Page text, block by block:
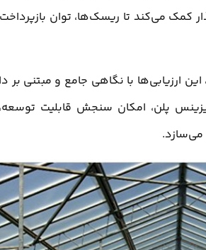
می‌کند تا ریسک‌ها، توان بازپرداخت
ارزیابی‌ها با نگاهی جامع و مبتنی
پلن، امکان سنجش قابلیت
می‌سازد.